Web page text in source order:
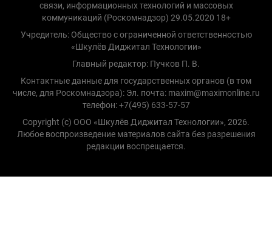
связи, информационных технологий и массовых
коммуникаций (Роскомнадзор) 29.05.2020 18+
Учредитель: Общество с ограниченной ответственностью
«Шкулёв Диджитал Технологии»
Главный редактор: Пучков П. В.
Контактные данные для государственных органов (в том
числе, для Роскомнадзора): Эл. почта: maxim@maximonline.ru
телефон: +7(495) 633-57-57
Copyright (с) ООО «Шкулёв Диджитал Технологии», 2026.
Любое воспроизведение материалов сайта без разрешения
редакции воспрещается.